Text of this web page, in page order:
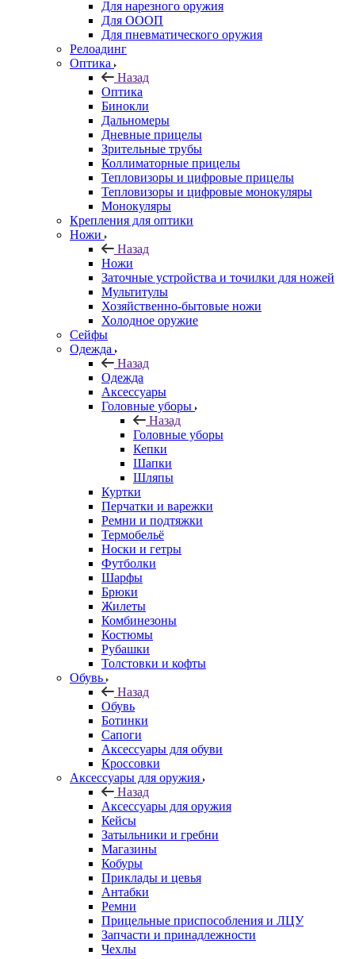
Для нарезного оружия
Для ОООП
Для пневматического оружия
Релоадинг
Оптика
Назад
Оптика
Бинокли
Дальномеры
Дневные прицелы
Зрительные трубы
Коллиматорные прицелы
Тепловизоры и цифровые прицелы
Тепловизоры и цифровые монокуляры
Монокуляры
Крепления для оптики
Ножи
Назад
Ножи
Заточные устройства и точилки для ножей
Мультитулы
Хозяйственно-бытовые ножи
Холодное оружие
Сейфы
Одежда
Назад
Одежда
Аксессуары
Головные уборы
Назад
Головные уборы
Кепки
Шапки
Шляпы
Куртки
Перчатки и варежки
Ремни и подтяжки
Термобельё
Носки и гетры
Футболки
Шарфы
Брюки
Жилеты
Комбинезоны
Костюмы
Рубашки
Толстовки и кофты
Обувь
Назад
Обувь
Ботинки
Сапоги
Аксессуары для обуви
Кроссовки
Аксессуары для оружия
Назад
Аксессуары для оружия
Кейсы
Затыльники и гребни
Магазины
Кобуры
Приклады и цевья
Антабки
Ремни
Прицельные приспособления и ЛЦУ
Запчасти и принадлежности
Чехлы